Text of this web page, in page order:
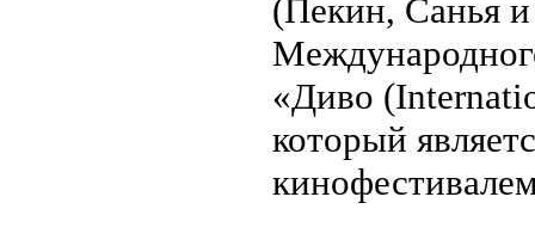
(Пекин, Санья
«Диво
который